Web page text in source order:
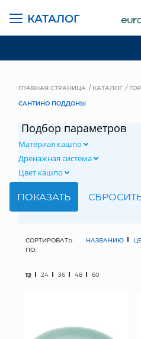
КАТАЛОГ
СВАДЕБНАЯ
КОМНАТНЫЕ
ГЛАВНАЯ СТРАНИЦА КАТАЛОГ
САНТИНО ПОДДОНЫ
Подбор параметров
Материал кашпо
Дренажная система
Цвет кашпо
СОРТИРОВАТЬ
ПО:
НАЗВАНИЮ
12 24 36 48 60